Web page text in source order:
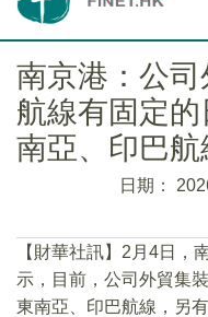
南京港：公
航線有固定
南亞、印巴航
日期：
【財華社訊】2月4日，
示，目前，公司外貿集
東南亞、印巴航線，另